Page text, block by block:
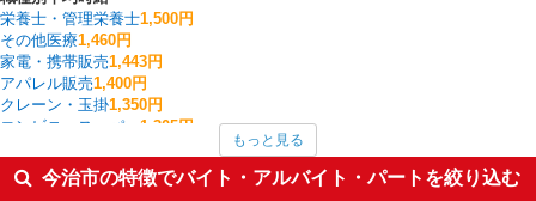
栄養士・管理栄養士1,500円
その他医療1,460円
家電・携帯販売1,443円
アパレル販売1,400円
クレーン・玉掛1,350円
コンビニ・スーパー 1,305円
サービス提供責任者・ソーシャルワーカー 1,235円
食品・試食販売 1,200円
もっと見る
今治市の特徴でバイト・アルバイト・パートを絞り込む